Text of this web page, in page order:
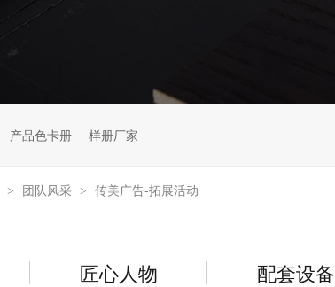
产品色卡册 样册厂家
> 团队风采 > 传美广告-拓展活动
匠心人物 配套设备